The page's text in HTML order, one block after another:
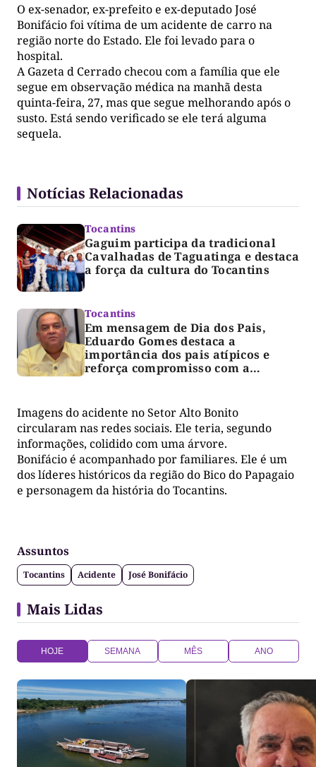
O ex-senador, ex-prefeito e ex-deputado José
Bonifácio foi vítima de um acidente de carro na
região norte do Estado. Ele foi levado para o
hospital.
A Gazeta d Cerrado checou com a família que ele
segue em observação médica na manhã desta
quinta-feira, 27, mas que segue melhorando após o
susto. Está sendo verificado se ele terá alguma
sequela.
Notícias Relacionadas
Tocantins
Gaguim participa da tradicional
Cavalhadas de Taguatinga e destaca
a força da cultura do Tocantins
Tocantins
Em mensagem de Dia dos Pais,
Eduardo Gomes destaca a
importância dos pais atípicos e
reforça compromisso com a
Imagens do acidente no Setor Alto Bonito
circularam nas redes sociais. Ele teria, segundo
informações, colidido com uma árvore.
Bonifácio é acompanhado por familiares. Ele é um
dos líderes históricos da região do Bico do Papagaio
e personagem da história do Tocantins.
Assuntos
Tocantins Acidente José Bonifácio
Mais Lidas
HOJE SEMANA MÊS ANO